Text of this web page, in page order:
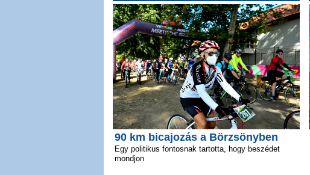
90 km bicajozás a Börzsönyben
Egy politikus fontosnak tartotta, hogy beszédet
mondjon